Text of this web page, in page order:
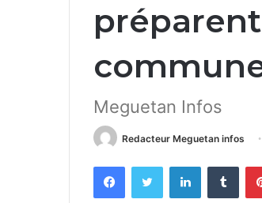
Meguetan Infos
Redacteur Meguetan infos